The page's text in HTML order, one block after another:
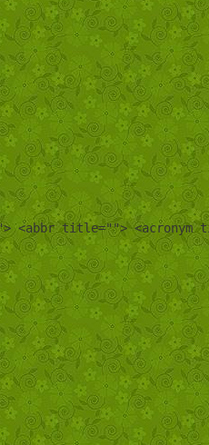
title=""> <acronym